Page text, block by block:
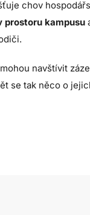
chov
prostoru kampusu
navštívit
se tak něco o